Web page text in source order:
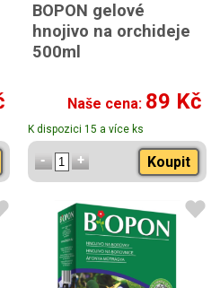
BOPON gelové
hnojivo na orchideje
500ml
Naše cena: 89 Kč
K dispozici 15 a více ks
Koupit